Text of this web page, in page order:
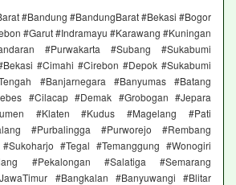
#Bandung #BandungBarat #Bekasi #Bogor
#Garut #Indramayu #Karawang #Kuningan
#Purwakarta #Subang #Sukabumi
#Cimahi #Cirebon #Depok #Sukabumi
#Banjarnegara #Banyumas #Batang
#Cilacap #Demak #Grobogan #Jepara
#Klaten #Kudus #Magelang #Pati
#Purbalingga #Purworejo #Rembang
#Tegal #Temanggung #Wonogiri
#Pekalongan #Salatiga #Semarang
#Bangkalan #Banyuwangi #Blitar